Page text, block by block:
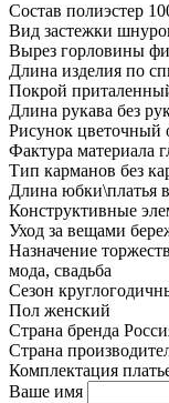
Состав полиэстер
Вид застежки
Вырез горловины
Длина изделия по
Покрой
Длина рукава без
Рисунок цветочный
Фактура материала
Тип карманов без
Длина юбки\платья
Конструктивные
Уход за вещами
Назначение
мода, свадьба
Сезон
Пол женский
Страна бренда
Страна
Комплектация
Ваше имя